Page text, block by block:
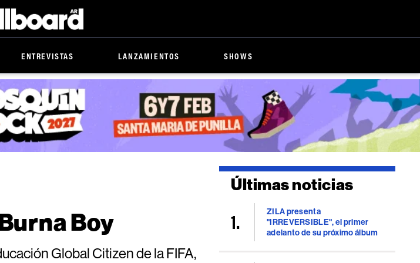
ENTREVISTAS LANZAMIENTOS SHOWS
Boy
Global Citizen de la FIFA,
Últimas noticias
ZILA presenta
"IRREVERSIBLE", el primer
adelanto de su próximo álbum